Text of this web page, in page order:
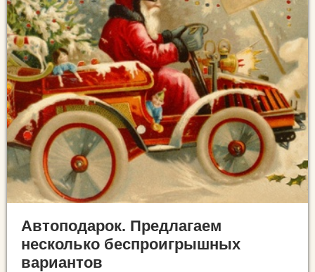
Автоподарок. Предлагаем
несколько беспроигрышных
вариантов